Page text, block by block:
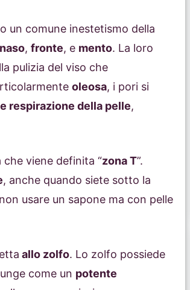
un comune inestetismo della
naso, fronte, e mento. La loro
pulizia del viso che
oleosa, i pori si
respirazione della pelle,
viene definita “zona T”.
, anche quando siete sotto la
usare un sapone ma con pelle
allo zolfo. Lo zolfo possiede
come un potente